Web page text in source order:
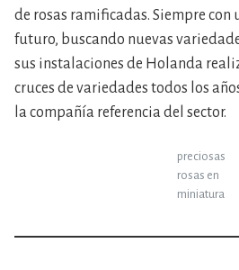
de rosas ramificadas. Siempre con
futuro, buscando nuevas
sus instalaciones de Holanda
cruces de variedades todos los
la compañía referencia del sector.
preciosas
rosas en
miniatura